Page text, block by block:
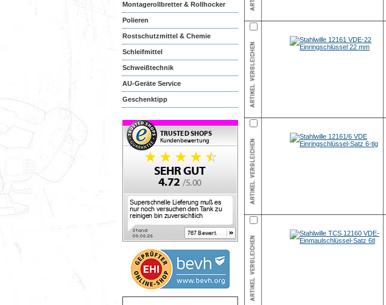
Montagerollbretter & Rollhocker
Polieren
Rostschutzmittel & Chemie
Schleifmittel
Schweißtechnik
AU-Geräte Service
Geschenktipp